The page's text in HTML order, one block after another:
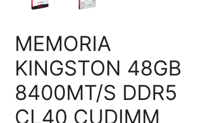
MEMORIA
KINGSTON 48GB
8400MT/S DDR5
CL40 CUDIMM